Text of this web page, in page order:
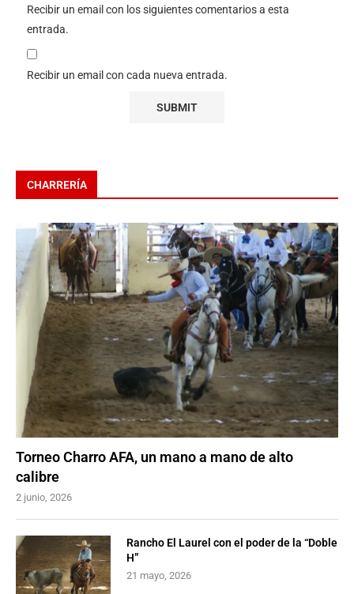
Recibir un email con los siguientes comentarios a esta
entrada.
Recibir un email con cada nueva entrada.
CHARRERÍA
Torneo Charro AFA, un mano a mano de alto
calibre
2 junio, 2026
Rancho El Laurel con el poder de la “Doble
H”
21 mayo, 2026